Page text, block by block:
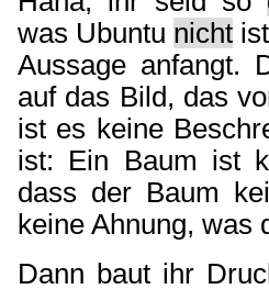
was Ubuntu nicht
Aussage anfangt.
auf das Bild, das
ist es keine
ist: Ein Baum ist
dass der Baum
keine Ahnung, was
Dann baut ihr